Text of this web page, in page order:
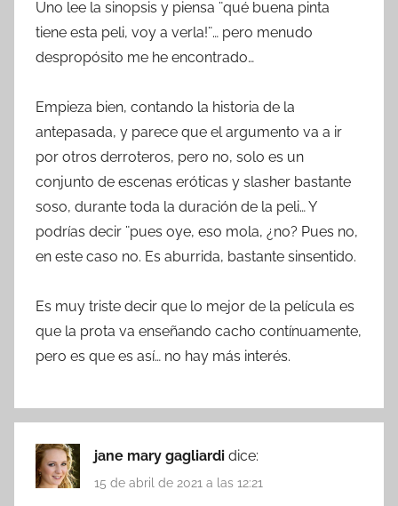
Uno lee la sinopsis y piensa ¨qué buena pinta
tiene esta peli, voy a verla!¨… pero menudo
despropósito me he encontrado…
Empieza bien, contando la historia de la
antepasada, y parece que el argumento va a ir
por otros derroteros, pero no, solo es un
conjunto de escenas eróticas y slasher bastante
soso, durante toda la duración de la peli… Y
podrías decir ¨pues oye, eso mola, ¿no? Pues no,
en este caso no. Es aburrida, bastante sinsentido.
Es muy triste decir que lo mejor de la película es
que la prota va enseñando cacho contínuamente,
pero es que es así… no hay más interés.
jane mary gagliardi dice:
15 de abril de 2021 a las 12:21